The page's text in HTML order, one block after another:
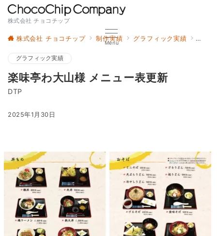
株式会社 チョコチップ
Menu
株式会社 チョコチップ 制作実績 グラフィック実績 楽味
グラフィック実績
楽味亭わ大山様 メニュー表更新
DTP
2025年1月30日